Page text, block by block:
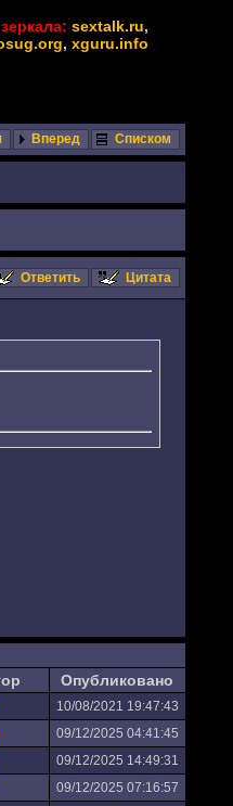
sextalk.ru,
, xguru.info
Вперед Списком
Ответить Цитата
Опубликовано
10/08/2021 19:47:43
09/12/2025 04:41:45
09/12/2025 14:49:31
09/12/2025 07:16:57